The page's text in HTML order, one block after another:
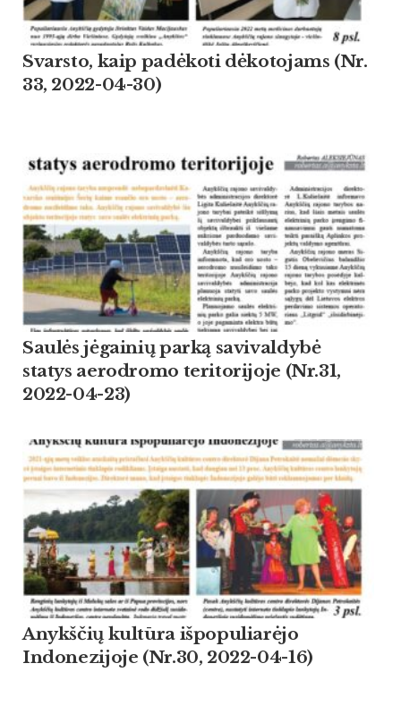
Svarsto, kaip padėkoti dėkotojams (Nr.
33, 2022-04-30)
Saulės jėgainių parką savivaldybė
statys aerodromo teritorijoje (Nr.31,
2022-04-23)
Anykščių kultūra išpopuliarėjo
Indonezijoje (Nr.30, 2022-04-16)